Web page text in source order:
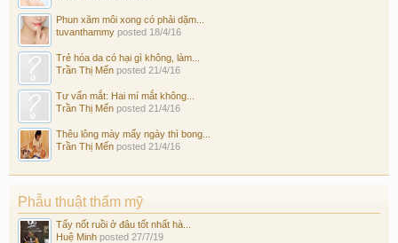
Phun xăm môi xong có phải dặm...
tuvanthammy posted 18/4/16
Trẻ hóa da có hại gì không, làm...
Trần Thị Mến posted 21/4/16
Tư vấn mắt: Hai mí mắt không...
Trần Thị Mến posted 21/4/16
Thêu lông mày mấy ngày thì bong...
Trần Thị Mến posted 21/4/16
Phẫu thuật thẩm mỹ
Tẩy nốt ruồi ở đâu tốt nhất hà...
Huệ Minh posted 27/7/19